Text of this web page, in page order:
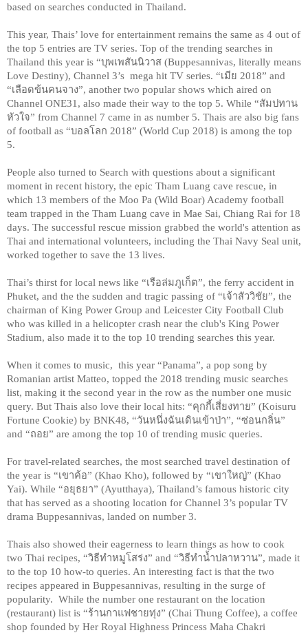
based on searches conducted in Thailand.
This year, Thais’ love for entertainment remains the same as 4 out of
the top 5 entries are TV series. Top of the trending searches in
Thailand this year is “บุพเพสันนิวาส (Buppesannivas, literally means
Love Destiny), Channel 3’s  mega hit TV series. “เมีย 2018” and
“เลือดข้นคนจาง”, another two popular shows which aired on
Channel ONE31, also made their way to the top 5. While “สัมปทาน
หัวใจ” from Channel 7 came in as number 5. Thais are also big fans
of football as “บอลโลก 2018” (World Cup 2018) is among the top
5.
People also turned to Search with questions about a significant
moment in recent history, the epic Tham Luang cave rescue, in
which 13 members of the Moo Pa (Wild Boar) Academy football
team trapped in the Tham Luang cave in Mae Sai, Chiang Rai for 18
days. The successful rescue mission grabbed the world's attention as
Thai and international volunteers, including the Thai Navy Seal unit,
worked together to save the 13 lives.
Thai’s thirst for local news like “เรือล่มภูเก็ต”, the ferry accident in
Phuket, and the the sudden and tragic passing of “เจ้าสัววิชัย”, the
chairman of King Power Group and Leicester City Football Club
who was killed in a helicopter crash near the club's King Power
Stadium, also made it to the top 10 trending searches this year.
When it comes to music,  this year “Panama”, a pop song by
Romanian artist Matteo, topped the 2018 trending music searches
list, making it the second year in the row as the number one music
query. But Thais also love their local hits: “คุกกี้เสี่ยงทาย” (Koisuru
Fortune Cookie) by BNK48, “วันหนึ่งฉันเดินเข้าป่า”, “ซ่อนกลิ่น”
and “ถอย” are among the top 10 of trending music queries.
For travel-related searches, the most searched travel destination of
the year is “เขาค้อ” (Khao Kho), followed by “เขาใหญ่” (Khao
Yai). While “อยุธยา” (Ayutthaya), Thailand’s famous historic city
that has served as a shooting location for Channel 3’s popular TV
drama Buppesannivas, landed on number 3.
Thais also showed their eagerness to learn things as how to cook
two Thai recipes, “วิธีทำหมูโสร่ง” and “วิธีทำน้ำปลาหวาน”, made it
to the top 10 how-to queries. An interesting fact is that the two
recipes appeared in Buppesannivas, resulting in the surge of
popularity.  While the number one restaurant on the location
(restaurant) list is “ร้านกาแฟชายทุ่ง” (Chai Thung Coffee), a coffee
shop founded by Her Royal Highness Princess Maha Chakri